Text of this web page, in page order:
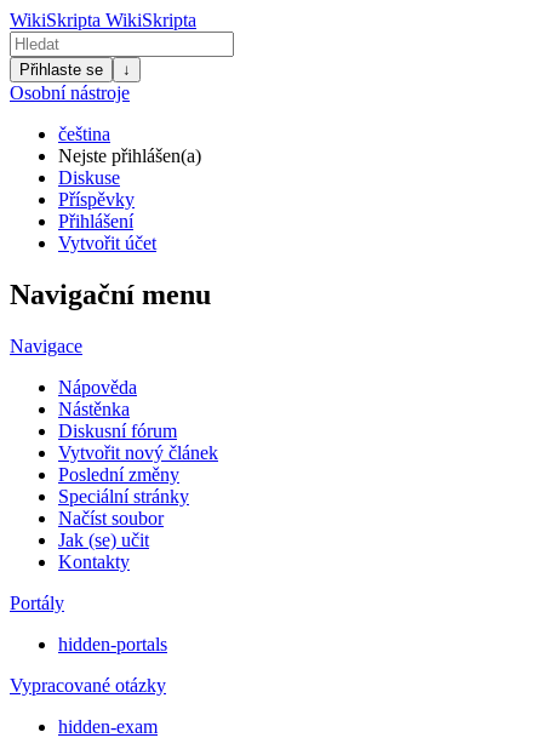
WikiSkripta WikiSkripta
Přihlaste se ↓
Osobní nástroje
čeština
Nejste přihlášen(a)
Diskuse
Příspěvky
Přihlášení
Vytvořit účet
Navigační menu
Navigace
Nápověda
Nástěnka
Diskusní fórum
Vytvořit nový článek
Poslední změny
Speciální stránky
Načíst soubor
Jak (se) učit
Kontakty
Portály
hidden-portals
Vypracované otázky
hidden-exam